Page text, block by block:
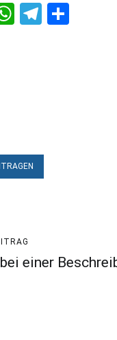
WhatsApp
Telegram
einer